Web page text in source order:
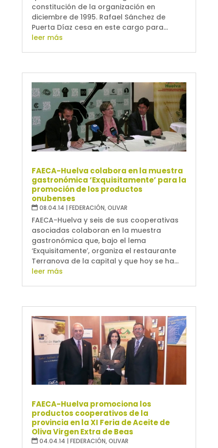
constitución de la organización en
diciembre de 1995. Rafael Sánchez de
Puerta Díaz cesa en este cargo para...
leer más
FAECA-Huelva colabora en la muestra
gastronómica ‘Exquisitamente’ para la
promoción de los productos
onubenses
08.04.14 | FEDERACIÓN,OLIVAR
FAECA-Huelva y seis de sus cooperativas
asociadas colaboran en la muestra
gastronómica que, bajo el lema
‘Exquisitamente’, organiza el restaurante
Terranova de la capital y que hoy se ha...
leer más
FAECA-Huelva promociona los
productos cooperativos de la
provincia en la XI Feria de Aceite de
Oliva Virgen Extra de Beas
04.04.14 | FEDERACIÓN,OLIVAR